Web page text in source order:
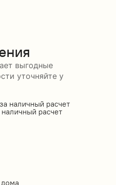
выгодные
уточняйте у
расчет